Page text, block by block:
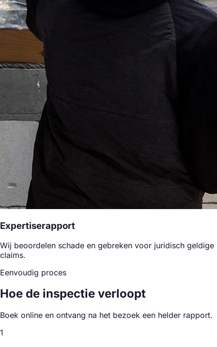
Expertiserapport
Wij beoordelen schade en gebreken voor juridisch geldige
claims.
Eenvoudig proces
Hoe de inspectie verloopt
Boek online en ontvang na het bezoek een helder rapport.
1